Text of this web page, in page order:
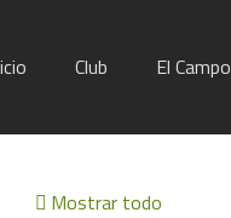
Club El Campo
Mostrar todo